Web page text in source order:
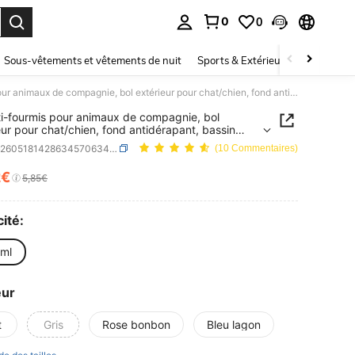
0 0
Sous-vêtements et vêtements de nuit Sports & Extérieur Enfants
Bol anti-fourmis pour animaux de compagnie, bol extérieur pour chat/chien, fond antidérapant, bassin anti-déversement pour chien, bol à nourriture pour animaux de compagnie anti-débordement surélevé, convient aux chats/chiens errants, petits/moyens chiens
fourmis pour animaux de compagnie, bol
pour chat/chien, fond antidérapant, bassin
pour chien, bol à nourriture pour
de compagnie anti-débordement surélevé,
aux chats/chiens errants, petits/moyens chiens
SKU: sp260518142863457063445 (10 Commentaires)
AND AVAILABILITY
5,85€
Gris Rose bonbon Bleu lagon